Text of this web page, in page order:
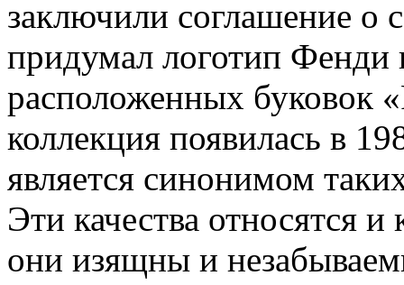
заключили соглашение о
придумал логотип Фенди
расположенных буковок
коллекция появилась в
является синонимом
Эти качества относятся
они изящны и